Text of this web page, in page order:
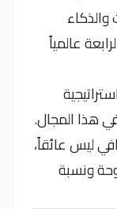
عالمياً
هذا المجال.
ليس عائقاً،
ونسبة